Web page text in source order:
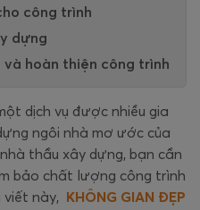
công trình
dựng
hoàn thiện công trình
dịch vụ được nhiều gia
ngôi nhà mơ ước của
thầu xây dựng, bạn cần
bảo chất lượng công trình
viết này,
KHÔNG GIAN ĐẸP